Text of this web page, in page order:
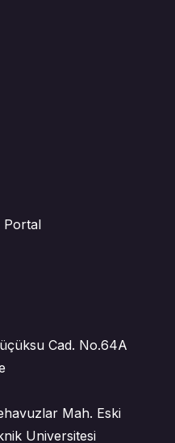
Portal
Cad. No.64A
Mah. Eski
Universitesi